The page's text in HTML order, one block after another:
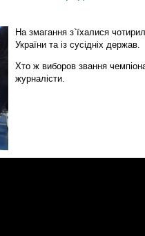
На змагання з`їхалися
України та із сусідніх держав.
Хто ж виборов звання
журналісти.